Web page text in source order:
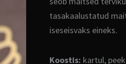
tasakaalustatud
iseseisvaks eineks.
Koostis: kartul,